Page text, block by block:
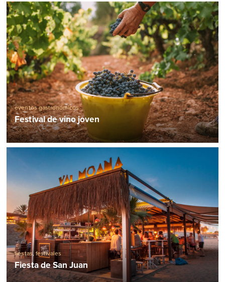
eventos gastronómicos
Festival de vino joven
fiestas, festivales
Fiesta de San Juan